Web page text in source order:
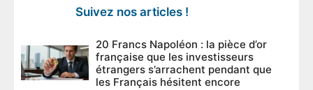
Suivez nos articles !
20 Francs Napoléon : la pièce d’or
française que les investisseurs
étrangers s’arrachent pendant que
les Français hésitent encore